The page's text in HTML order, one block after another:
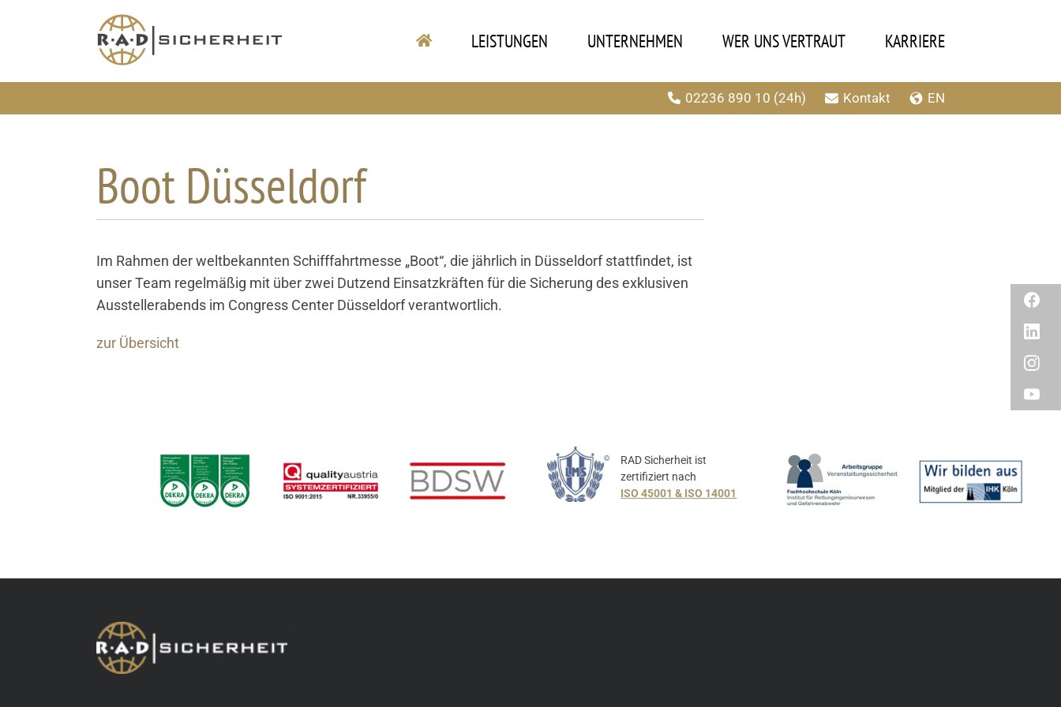
LEISTUNGEN UNTERNEHMEN WER UNS VERTRAUT KARRIERE
02236 890 10 (24h) Kontakt EN
Boot Düsseldorf
Im Rahmen der weltbekannten Schifffahrtmesse „Boot“, die jährlich in Düsseldorf stattfindet, ist
unser Team regelmäßig mit über zwei Dutzend Einsatzkräften für die Sicherung des exklusiven
Ausstellerabends im Congress Center Düsseldorf verantwortlich.
zur Übersicht
RAD Sicherheit ist
zertifiziert nach
ISO 45001 & ISO 14001